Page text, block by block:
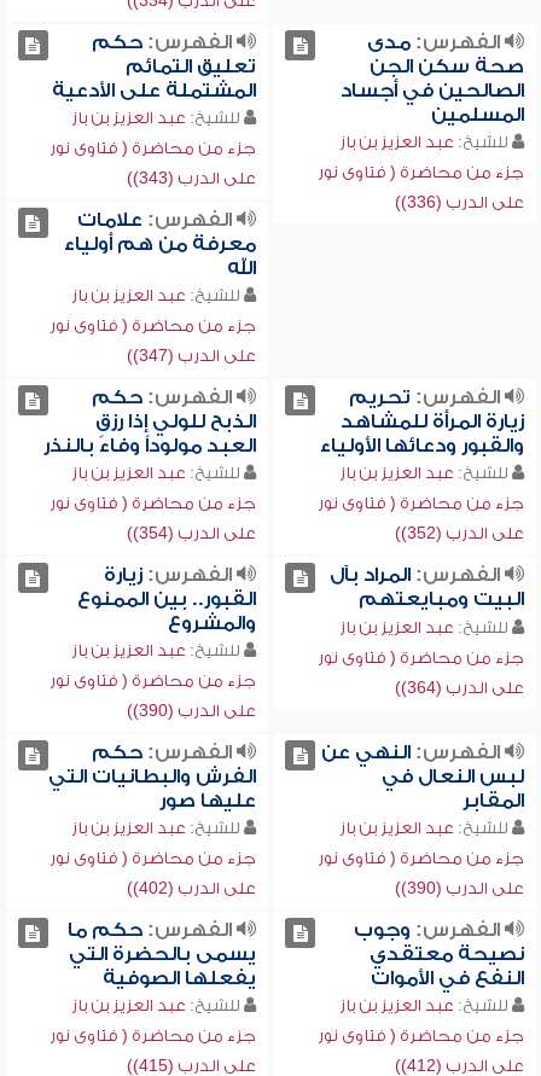
الفهرس:مدى
صحة سكن الجن
الصالحين في أجساد
المسلمين
للشيخ: عبد العزيز بن باز
جزء من محاضرة ( فتاوى نور
على الدرب (336))
الفهرس:حكم
تعليق التمائم
المشتملة على الأدعية
للشيخ: عبد العزيز بن باز
جزء من محاضرة ( فتاوى نور
على الدرب (343))
الفهرس: علامات
معرفة من هم أولياء
الله
للشيخ: عبد العزيز بن باز
جزء من محاضرة ( فتاوى نور
على الدرب (347))
الفهرس: تحريم
زيارة المرأة للمشاهد
والقبور ودعائها الأولياء
للشيخ: عبد العزيز بن باز
جزء من محاضرة ( فتاوى نور
على الدرب (352))
الفهرس:حكم
الذبح للولي إذا رزق
العبد مولوداً وفاءً بالنذر
للشيخ: عبد العزيز بن باز
جزء من محاضرة ( فتاوى نور
على الدرب (354))
الفهرس:المراد بآل
البيت ومبايعتهم
للشيخ: عبد العزيز بن باز
جزء من محاضرة ( فتاوى نور
على الدرب (364))
الفهرس:زيارة
القبور.. بين الممنوع
والمشروع
للشيخ: عبد العزيز بن باز
جزء من محاضرة ( فتاوى نور
على الدرب (390))
الفهرس:النهي عن
لبس النعال في
المقابر
للشيخ: عبد العزيز بن باز
جزء من محاضرة ( فتاوى نور
على الدرب (390))
الفهرس:حكم
الفرش والبطانيات التي
عليها صور
للشيخ: عبد العزيز بن باز
جزء من محاضرة ( فتاوى نور
على الدرب (402))
الفهرس: وجوب
نصيحة معتقدي
النفع في الأموات
للشيخ: عبد العزيز بن باز
جزء من محاضرة ( فتاوى نور
على الدرب (412))
الفهرس:حكم ما
يسمى بالحضرة التي
يفعلها الصوفية
للشيخ: عبد العزيز بن باز
جزء من محاضرة ( فتاوى نور
على الدرب (415))